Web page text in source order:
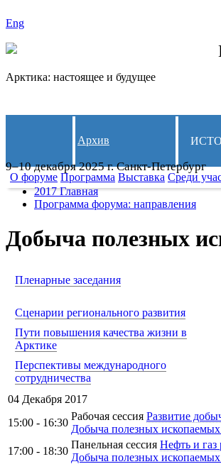
Eng
Арктика: настоящее и будущее
9–10 декабря 2025 г. Санкт-Петербург
Архив
О форуме Программа Выставка Среди
2017 Главная
Программа форума: направления
Добыча полезных
Пленарные заседания
Сценарии регионального развития
Пути повышения качества жизни в
Арктике
Перспективы международного
сотрудничества
04 Декабря 2017
15:00 - 16:30
Рабочая сессия Развитие
Добыча полезных
17:00 - 18:30
Панельная сессия Нефть и
Добыча полезных